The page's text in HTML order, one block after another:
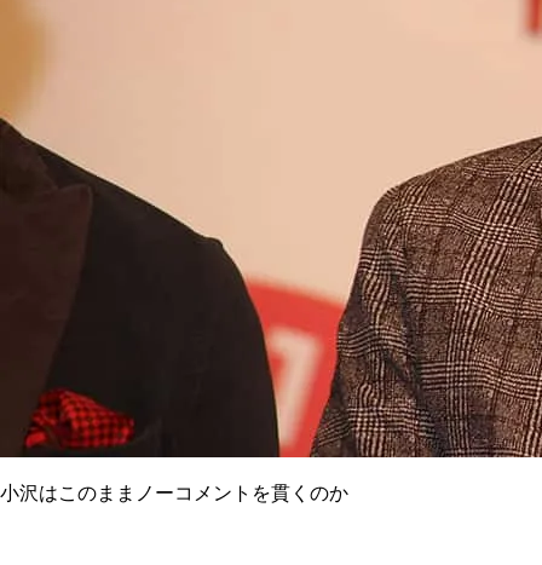
小沢はこのままノーコメントを貫くのか